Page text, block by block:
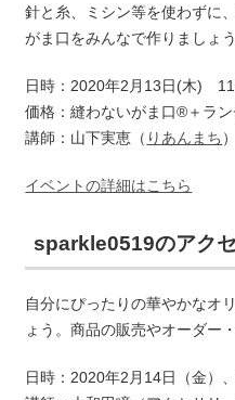
針と糸、ミシン等を使わずに
がま口をみんなで作りましょう
日時：2020年2月13日(木)
価格：縫わないがま口®️＋ラ
講師：山下実恵（ りあんまち ）
イベントの詳細はこちら
sparkle0519のアク
自分にぴったりの華やかなオ
ょう。商品の販売やオーダー
日時：2020年2月14日（金）